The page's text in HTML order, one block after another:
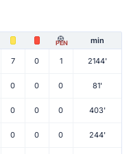
PEN min
7 0 1 2144'
0 0 0 81'
0 0 0 403'
0 0 0 244'